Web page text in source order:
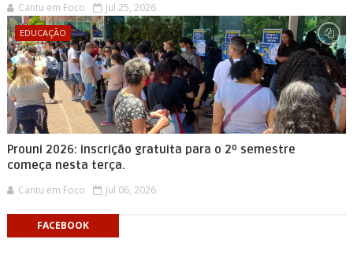
Cantu em Foco Jul 25, 2026
EDUCAÇÃO
Prouni 2026: inscrição gratuita para o 2º semestre
começa nesta terça.
Cantu em Foco Jul 06, 2026
FACEBOOK